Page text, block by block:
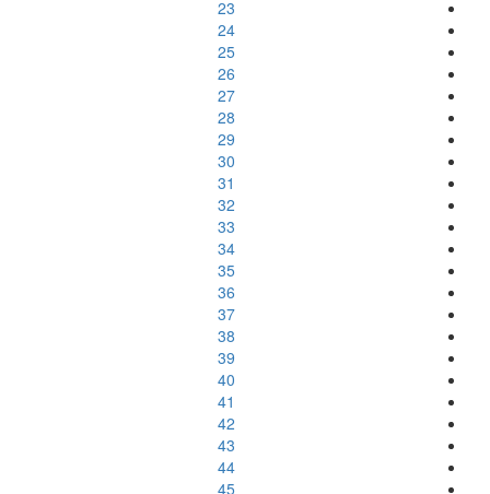
23
24
25
26
27
28
29
30
31
32
33
34
35
36
37
38
39
40
41
42
43
44
45